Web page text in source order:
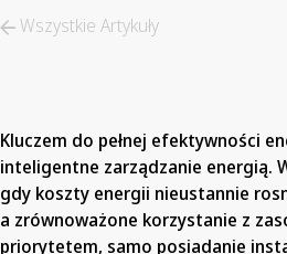
Wszystkie Artykuły
Kluczem do pełnej efektywności
inteligentne zarządzanie energią.
gdy koszty energii nieustannie
a zrównoważone korzystanie z
priorytetem, samo posiadanie